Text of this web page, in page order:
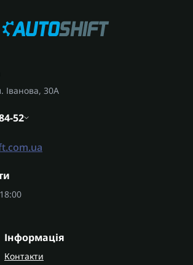
отримати сумісні комплектуючі.
електроніки цих коробок
на виконані роботи.
Іванова, 30А
52
Інформація
Контакти